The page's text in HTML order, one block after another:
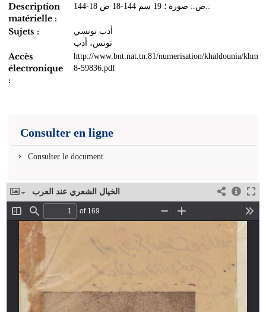
Description
matérielle :
144-18 ص.: صورة ؛ 19 سم 144-18 ص.:
Sujets :
أدب تونسي
تونس، أدب
Accès
électronique
:
http://www.bnt.nat.tn:81/numerisation/khaldounia/
8-59836.pdf
Consulter en ligne
Consulter le document
الخيال الشعري عند العرب